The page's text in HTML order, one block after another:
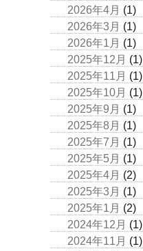
2026年4月 (1)
2026年3月 (1)
2026年1月 (1)
2025年12月 (1)
2025年11月 (1)
2025年10月 (1)
2025年9月 (1)
2025年8月 (1)
2025年7月 (1)
2025年5月 (1)
2025年4月 (2)
2025年3月 (1)
2025年1月 (2)
2024年12月 (1)
2024年11月 (1)